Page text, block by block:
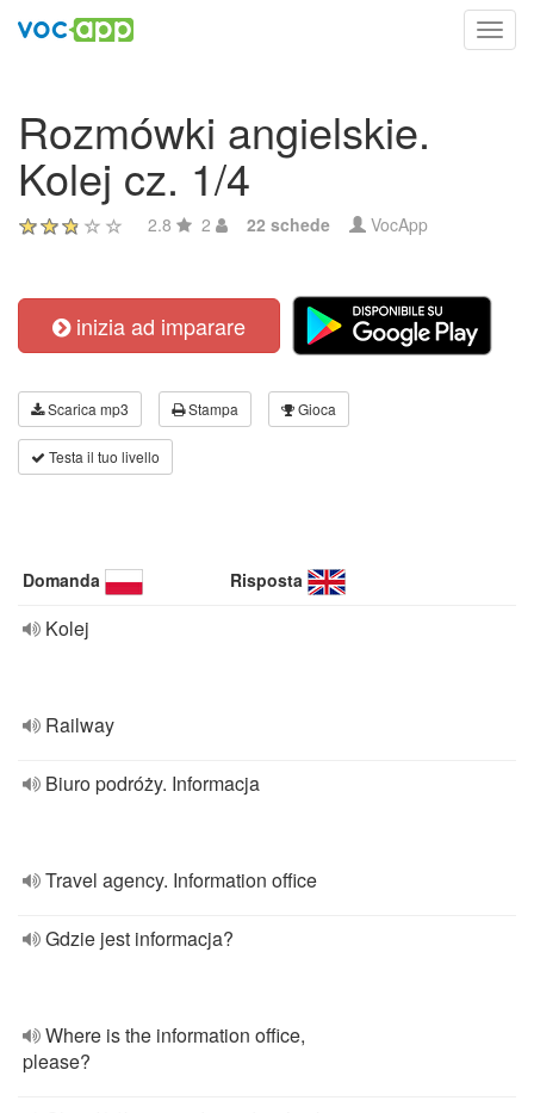
Rozmówki angielskie.
Kolej cz. 1/4
2.8 2 22 schede VocApp
inizia ad imparare
Scarica mp3 Stampa Gioca
Testa il tuo livello
Domanda Risposta
Kolej
Railway
Biuro podróży. Informacja
Travel agency. Information office
Gdzie jest informacja?
Where is the information office,
please?